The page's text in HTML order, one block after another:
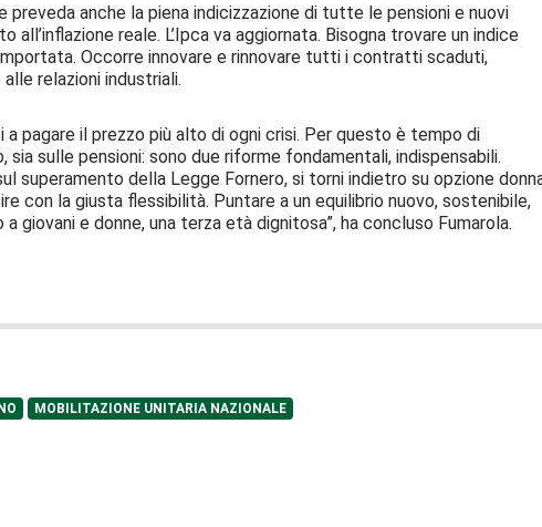
preveda anche la piena indicizzazione di tutte le pensioni e nuovi
reale. L’Ipca va aggiornata. Bisogna trovare un indice
Occorre innovare e rinnovare tutti i contratti scaduti,
relazioni industriali.
pagare il prezzo più alto di ogni crisi. Per questo è tempo di
sulle pensioni: sono due riforme fondamentali, indispensabili.
superamento della Legge Fornero, si torni indietro su opzione
con la giusta flessibilità. Puntare a un equilibrio nuovo, sostenibile,
e donne, una terza età dignitosa”, ha concluso Fumarola.
MOBILITAZIONE UNITARIA NAZIONALE